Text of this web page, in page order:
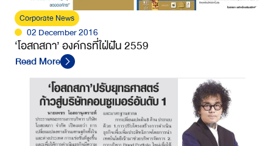
Corporate News
02 December 2016
‘โอสถสภา’ องค์กรที่ใฝ่ฝัน 2559
Read More